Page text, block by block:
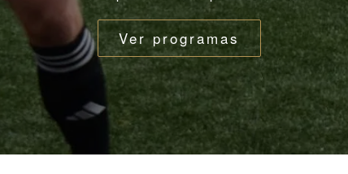
Ver programas